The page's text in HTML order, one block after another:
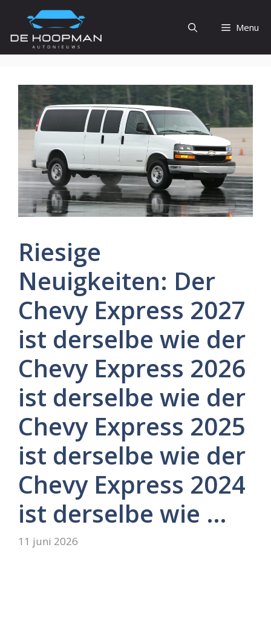
de
inhoud
Menu
Riesige
Neuigkeiten: Der
Chevy Express 2027
ist derselbe wie der
Chevy Express 2026
ist derselbe wie der
Chevy Express 2025
ist derselbe wie der
Chevy Express 2024
ist derselbe wie …
11 juni 2026